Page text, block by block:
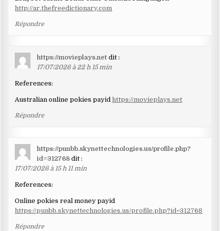
http://ar.thefreedictionary.com
Répondre
https://movieplays.net dit :
17/07/2026 à 22 h 15 min
References:
Australian online pokies payid https://movieplays.net
Répondre
https://punbb.skynettechnologies.us/profile.php?
id=312768 dit :
17/07/2026 à 15 h 11 min
References:
Online pokies real money payid
https://punbb.skynettechnologies.us/profile.php?id=312768
Répondre